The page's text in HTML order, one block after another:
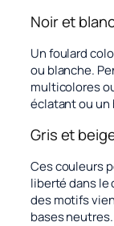
Noir et
Un foulard
ou blanche.
multicolores
éclatant ou un
Gris et
Ces couleurs
liberté dans le
des motifs
bases neutres.